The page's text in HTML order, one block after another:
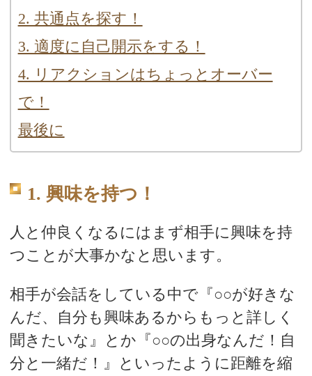
2. 共通点を探す！
3. 適度に自己開示をする！
4. リアクションはちょっとオーバー
で！
最後に
1. 興味を持つ！
人と仲良くなるにはまず相手に興味を持
つことが大事かなと思います。
相手が会話をしている中で『○○が好きな
んだ、自分も興味あるからもっと詳しく
聞きたいな』とか『○○の出身なんだ！自
分と一緒だ！』といったように距離を縮